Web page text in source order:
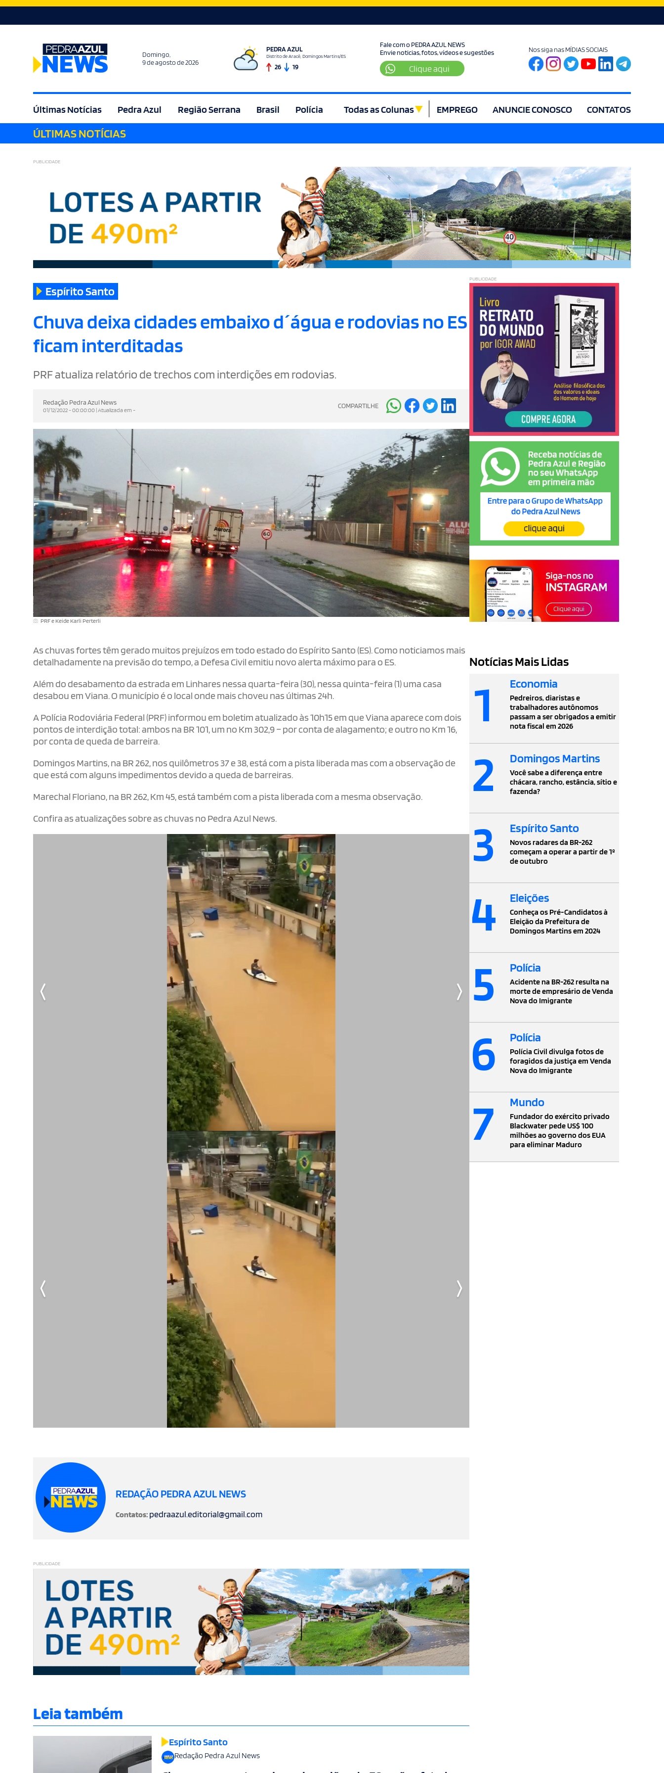
Domingo,
9 de agosto de 2026
PEDRA AZUL
Distrito de Aracê, Domingos Martins/ES
26 19
Fale com o PEDRA AZUL NEWS
Envie noticias, fotos, vídeos e sugestões
Clique aqui
Nos siga nas MÍDIAS SOCIAIS
Últimas Notícias Pedra Azul Região Serrana Brasil Polícia Todas as Colunas
Agricultura
EMPREGO ANUNCIE CONOSCO CONTATOS
ÚLTIMAS NOTÍCIAS
PUBLICIDADE
Espírito Santo
Chuva deixa cidades embaixo d´água e rodovias no ES
ficam interditadas
PRF atualiza relatório de trechos com interdições em rodovias.
Redação Pedra Azul News
01/12/2022 - 00:00:00 | Atualizada em - COMPARTILHE
PRF e Keide Karli Perterli
As chuvas fortes têm gerado muitos prejuízos em todo estado do Espírito Santo (ES). Como noticiamos mais
detalhadamente na previsão do tempo, a Defesa Civil emitiu novo alerta máximo para o ES.
Além do desabamento da estrada em Linhares nessa quarta-feira (30), nessa quinta-feira (1) uma casa
desabou em Viana. O município é o local onde mais choveu nas últimas 24h.
A Polícia Rodoviária Federal (PRF) informou em boletim atualizado às 10h15 em que Viana aparece com dois
pontos de interdição total: ambos na BR 101, um no Km 302,9 – por conta de alagamento; e outro no Km 16,
por conta de queda de barreira.
Domingos Martins, na BR 262, nos quilômetros 37 e 38, está com a pista liberada mas com a observação de
que está com alguns impedimentos devido a queda de barreiras.
Marechal Floriano, na BR 262, Km 45, está também com a pista liberada com a mesma observação.
Confira as atualizações sobre as chuvas no Pedra Azul News.
REDAÇÃO PEDRA AZUL NEWS
Contatos: pedraazul.editorial@gmail.com
PUBLICIDADE
Leia também
Espírito Santo
Redação Pedra Azul News
PUBLICIDADE
Notícias Mais Lidas
1 Economia
Pedreiros, diaristas e
trabalhadores autônomos
passam a ser obrigados a emitir
nota fiscal em 2026
2 Domingos Martins
Você sabe a diferença entre
chácara, rancho, estância, sítio e
fazenda?
3 Espírito Santo
Novos radares da BR-262
começam a operar a partir de 1º
de outubro
4 Eleições
Conheça os Pré-Candidatos à
Eleição da Prefeitura de
Domingos Martins em 2024
5 Polícia
Acidente na BR-262 resulta na
morte de empresário de Venda
Nova do Imigrante
6 Polícia
Polícia Civil divulga fotos de
foragidos da justiça em Venda
Nova do Imigrante
7 Mundo
Fundador do exército privado
Blackwater pede US$ 100
milhões ao governo dos EUA
para eliminar Maduro